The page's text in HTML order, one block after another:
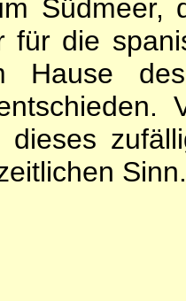
Südmeer,
für die
Hause
dieses
Sinn.